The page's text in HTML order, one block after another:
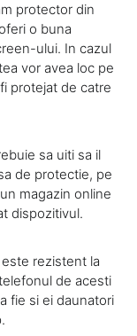
protector din
o buna
ului. In cazul
vor avea loc pe
protejat de catre
sa uiti sa il
de protectie, pe
magazin online
dispozitivul.
rezistent la
de acesti
fie si ei daunatori